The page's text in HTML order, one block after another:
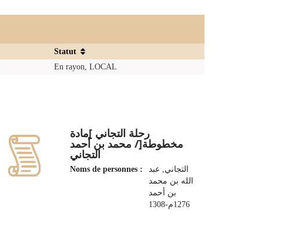
Statut
En rayon, LOCAL
رحلة التجاني ]مادة
مخطوطة[/ محمد بن أحمد
التجاني
Noms de personnes :
التجاني, عبد
الله بن محمد
بن أحمد
1276م-1308